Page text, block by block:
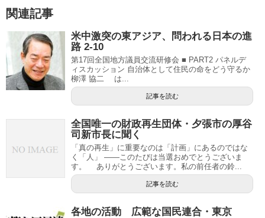
関連記事
米中激突の東アジア、問われる日本の進
路 2-10
第17回全国地方議員交流研修会 ■ PART2 パネルデ
ィスカッション 自治体として住民の命をどう守るか
柳澤 協二 は...
記事を読む
全国唯一の財政再生団体・夕張市の厚谷
司新市長に聞く
「真の再生」に重要なのは「計画」にあるのではな
く「人」 ――このたびは当選おめでとうございま
す。 ありがとうございます。私の前任者の鈴...
記事を読む
各地の活動 広範な国民連合・東京